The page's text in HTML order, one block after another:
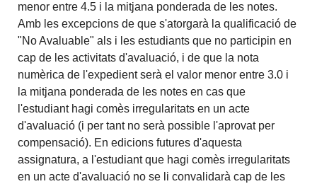
menor entre 4.5 i la mitjana ponderada de les notes.
Amb les excepcions de que s'atorgarà la qualificació de
"No Avaluable" als i les estudiants que no participin en
cap de les activitats d'avaluació, i de que la nota
numèrica de l'expedient serà el valor menor entre 3.0 i
la mitjana ponderada de les notes en cas que
l'estudiant hagi comès irregularitats en un acte
d'avaluació (i per tant no serà possible l'aprovat per
compensació). En edicions futures d'aquesta
assignatura, a l'estudiant que hagi comès irregularitats
en un acte d'avaluació no se li convalidarà cap de les